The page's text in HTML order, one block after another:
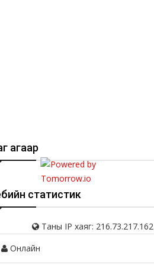
агаар
статистик
Таны IP хаяг: 216.73.217.162
Онлайн